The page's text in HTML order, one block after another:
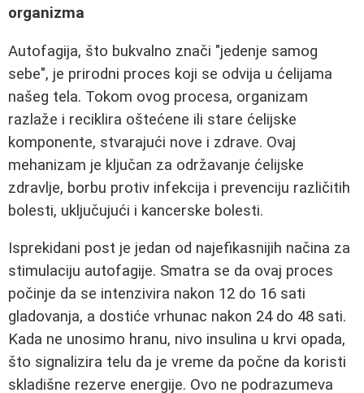
organizma
Autofagija, što bukvalno znači "jedenje samog
sebe", je prirodni proces koji se odvija u ćelijama
našeg tela. Tokom ovog procesa, organizam
razlaže i reciklira oštećene ili stare ćelijske
komponente, stvarajući nove i zdrave. Ovaj
mehanizam je ključan za održavanje ćelijske
zdravlje, borbu protiv infekcija i prevenciju različitih
bolesti, uključujući i kancerske bolesti.
Isprekidani post je jedan od najefikasnijih načina za
stimulaciju autofagije. Smatra se da ovaj proces
počinje da se intenzivira nakon 12 do 16 sati
gladovanja, a dostiće vrhunac nakon 24 do 48 sati.
Kada ne unosimo hranu, nivo insulina u krvi opada,
što signalizira telu da je vreme da počne da koristi
skladišne rezerve energije. Ovo ne podrazumeva